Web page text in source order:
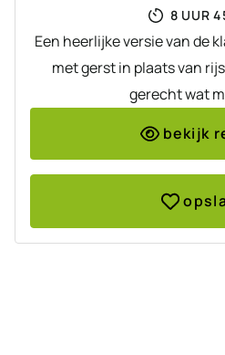
8 UUR
UUR
Een heerlijke versie van de
met gerst in plaats van
gerecht wat
bekijk